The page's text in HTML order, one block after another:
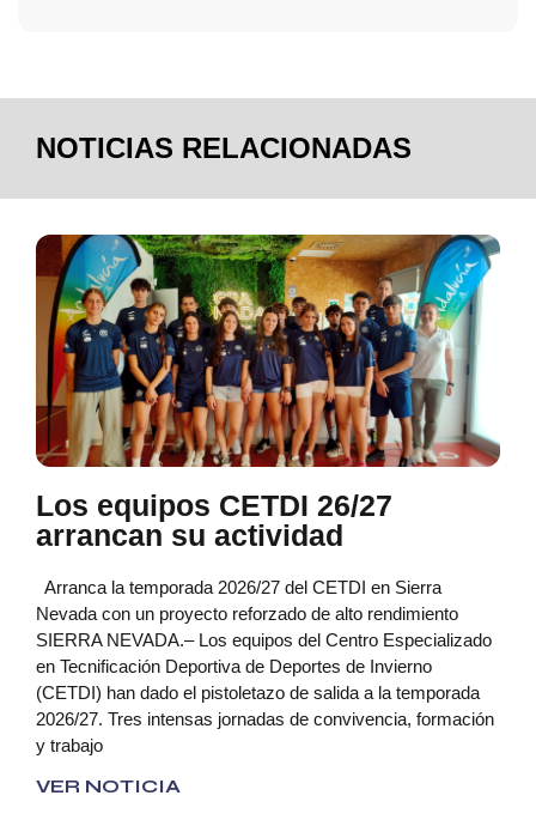
NOTICIAS RELACIONADAS
Los equipos CETDI 26/27
arrancan su actividad
Arranca la temporada 2026/27 del CETDI en Sierra
Nevada con un proyecto reforzado de alto rendimiento
SIERRA NEVADA.– Los equipos del Centro Especializado
en Tecnificación Deportiva de Deportes de Invierno
(CETDI) han dado el pistoletazo de salida a la temporada
2026/27. Tres intensas jornadas de convivencia, formación
y trabajo
VER NOTICIA